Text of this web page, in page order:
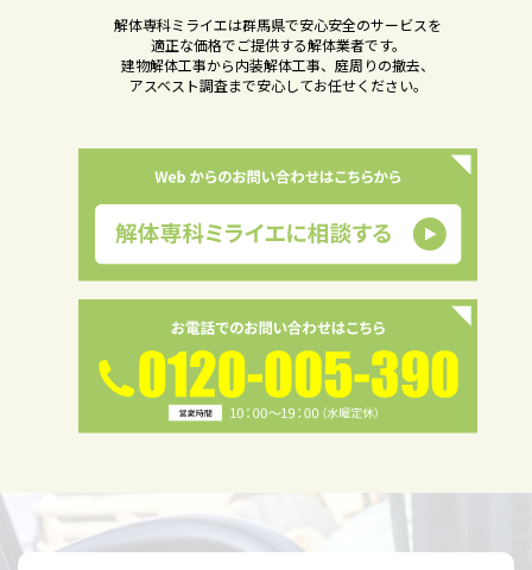
解体専科ミライエは群馬県で安心安全のサービスを
適正な価格でご提供する解体業者です。
建物解体工事から内装解体工事、庭周りの撤去、
アスベスト調査まで安心してお任せください。